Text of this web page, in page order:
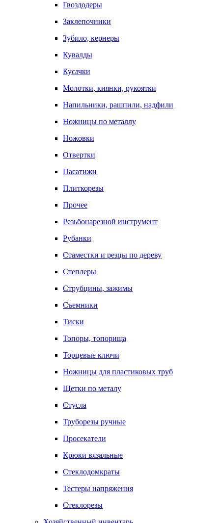
Гвоздодеры
Заклепочники
Зубило, кернеры
Кувалды
Кусачки
Молотки, киянки, рукоятки
Напильники, рашпили, надфили
Ножницы по металлу
Ножовки
Отвертки
Пасатижи
Плиткорезы
Прочее
Резьбонарезной инструмент
Рубанки
Стаместки и резцы по дереву
Степлеры
Струбцины, зажимы
Съемники
Тиски
Топоры, топорища
Торцевые ключи
Ножницы для пластиковых труб
Щетки по металу
Стусла
Труборезы ручные
Просекатели
Крюки вязальные
Стеклодомкраты
Тестеры напряжения
Стеклорезы